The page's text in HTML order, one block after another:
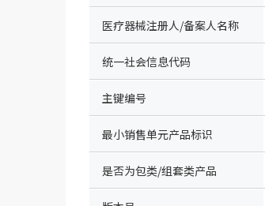
医疗器械注册人/备案人名称
统一社会信息代码
主键编号
最小销售单元产品标识
是否为包类/组套类产品